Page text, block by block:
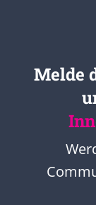
Melde